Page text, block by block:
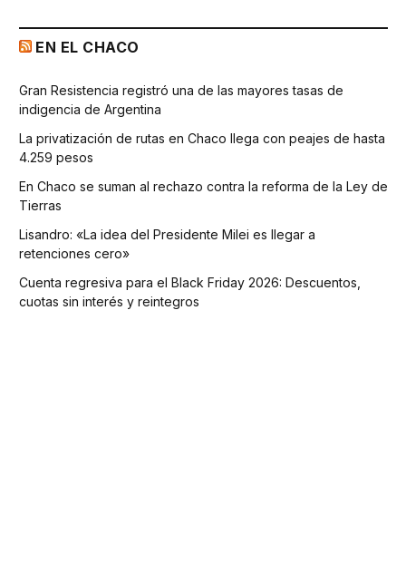
EN EL CHACO
Gran Resistencia registró una de las mayores tasas de
indigencia de Argentina
La privatización de rutas en Chaco llega con peajes de hasta
4.259 pesos
En Chaco se suman al rechazo contra la reforma de la Ley de
Tierras
Lisandro: «La idea del Presidente Milei es llegar a
retenciones cero»
Cuenta regresiva para el Black Friday 2026: Descuentos,
cuotas sin interés y reintegros